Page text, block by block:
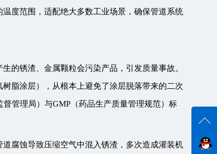
度范围，适配绝大多数工业场景，确保管道系统
的锈渣、金属颗粒会污染产品，引发质量事故。
脂涂层），从根本上避免了涂层脱落带来的二次
管理局）与GMP（药品生产质量管理规范）标
腐蚀导致压缩空气中混入锈渣，多次造成灌装机 在线